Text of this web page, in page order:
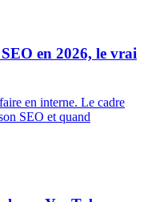
en 2026, le vrai
en interne. Le cadre
SEO et quand